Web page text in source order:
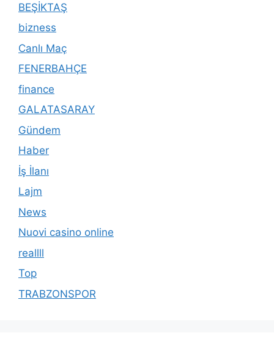
BEŞİKTAŞ
bizness
Canlı Maç
FENERBAHÇE
finance
GALATASARAY
Gündem
Haber
İş İlanı
Lajm
News
Nuovi casino online
reallll
Top
TRABZONSPOR